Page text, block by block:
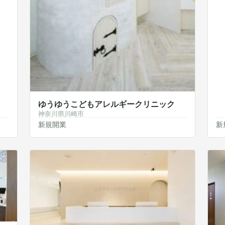
ゆうゆうこどもアレルギークリニック
神奈川県川崎市
新規開業
新